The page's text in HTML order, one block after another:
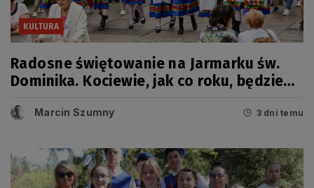
KULTURA
Radosne świętowanie na Jarmarku św.
Dominika. Kociewie, jak co roku, będzie
Marcin Szumny 3 dni temu